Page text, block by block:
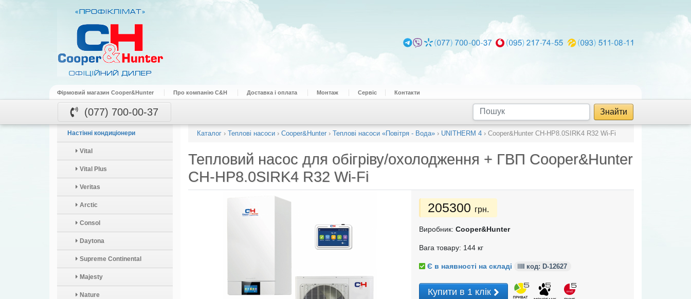
Фірмовий магазин Cooper&Hunter Про компанію C&H Доставка і оплата Монтаж Сервіс Контакти
(077) 700-00-37 Знайти
Настінні кондиціонери
Vital
Vital Plus
Veritas
Arctic
Consol
Daytona
Supreme Continental
Majesty
Nature
Каталог › Теплові насоси › Cooper&Hunter › Теплові насоси «Повітря - Вода» › UNITHERM 4 › Cooper&Hunter CH-HP8.0SIRK4 R32 Wi-Fi
Тепловий насос для обігріву/охолодження + ГВП Cooper&Hunter
CH-HP8.0SIRK4 R32 Wi-Fi
205300 грн.
Виробник: Cooper&Hunter
Вага товару: 144 кг
Є в наявності на складі код: D-12627
Купити в 1 клік